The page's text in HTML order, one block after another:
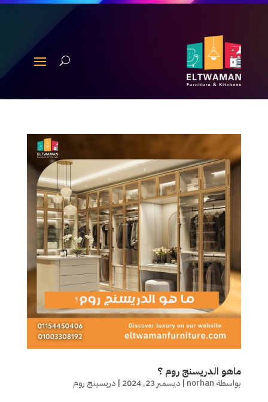
ماهو الدريسنج روم ؟
بواسطة norhan
| ديسمبر 23, 2024 | دريسينج روم